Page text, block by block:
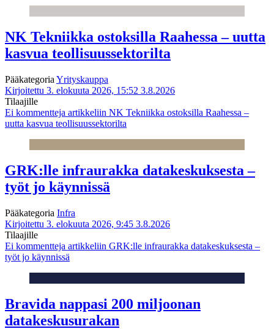
NK Tekniikka ostoksilla Raahessa – uutta
kasvua teollisuussektorilta
Pääkategoria Yrityskauppa
Kirjoitettu 3. elokuuta 2026, 15:52 3.8.2026
Tilaajille
Ei kommentteja artikkeliin NK Tekniikka ostoksilla Raahessa –
uutta kasvua teollisuussektorilta
GRK:lle infraurakka datakeskuksesta –
työt jo käynnissä
Pääkategoria Infra
Kirjoitettu 3. elokuuta 2026, 9:45 3.8.2026
Tilaajille
Ei kommentteja artikkeliin GRK:lle infraurakka datakeskuksesta –
työt jo käynnissä
Bravida nappasi 200 miljoonan
datakeskusurakan